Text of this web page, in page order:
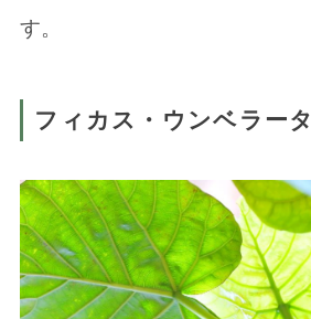
す。
フィカス・ウンベラータ